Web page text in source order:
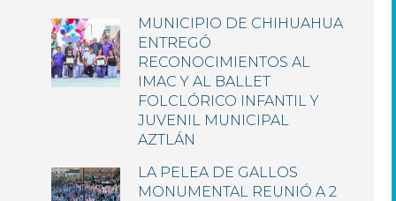
MUNICIPIO DE CHIHUAHUA
ENTREGÓ
RECONOCIMIENTOS AL
IMAC Y AL BALLET
FOLCLÓRICO INFANTIL Y
JUVENIL MUNICIPAL
AZTLÁN
LA PELEA DE GALLOS
MONUMENTAL REUNIÓ A 2